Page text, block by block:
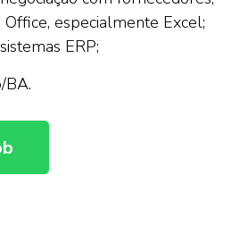
especialmente Excel;
ERP;
BA.